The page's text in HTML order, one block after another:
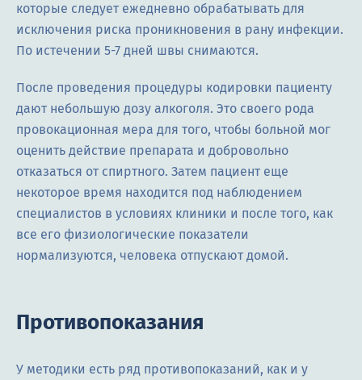
которые следует ежедневно обрабатывать для
исключения риска проникновения в рану инфекции.
По истечении 5-7 дней швы снимаются.
После проведения процедуры кодировки пациенту
дают небольшую дозу алкоголя. Это своего рода
провокационная мера для того, чтобы больной мог
оценить действие препарата и добровольно
отказаться от спиртного. Затем пациент еще
некоторое время находится под наблюдением
специалистов в условиях клиники и после того, как
все его физиологические показатели
нормализуются, человека отпускают домой.
Противопоказания
У методики есть ряд противопоказаний, как и у